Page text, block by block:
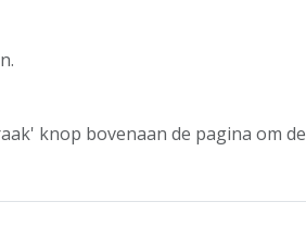
knop bovenaan de pagina om de